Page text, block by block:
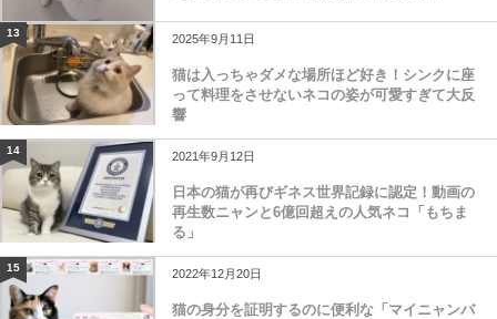
13 2025年9月11日
猫は入っちゃダメな場所ほど好き！シンクに座
って料理をさせないネコの姿が可愛すぎて大反
響
14 2021年9月12日
日本の猫が再びギネス世界記録に認定！動画の
再生数ニャンと6億回超えの人気ネコ「もちま
る」
15 2022年12月20日
猫の身分を証明するのに便利な「マイニャンバ